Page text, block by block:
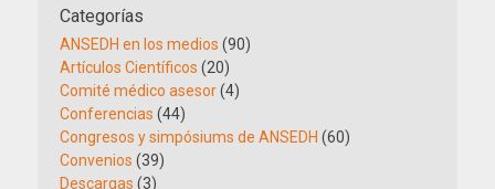
Categorías
ANSEDH en los medios (90)
Artículos Científicos (20)
Comité médico asesor(4)
Conferencias (44)
Congresos y simpósiums de ANSEDH (60)
Convenios (39)
Descargas (3)